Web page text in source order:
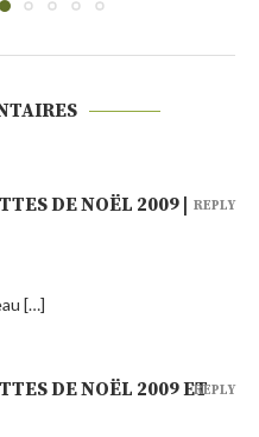
DE NOËL 2009 |
[…]
REPLY
DE NOËL 2009 ETREPLY